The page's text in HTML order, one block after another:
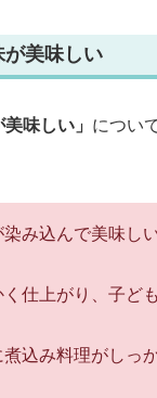
が美味しい
味しい」 につい
染み込んで美味し
く仕上がり、子ど
煮込み料理がしっ